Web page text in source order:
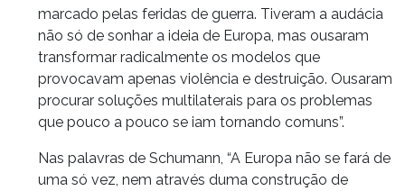
marcado pelas feridas de guerra. Tiveram a audácia
não só de sonhar a ideia de Europa, mas ousaram
transformar radicalmente os modelos que
provocavam apenas violência e destruição. Ousaram
procurar soluções multilaterais para os problemas
que pouco a pouco se iam tornando comuns”.
Nas palavras de Schumann, “A Europa não se fará de
uma só vez, nem através duma construção de